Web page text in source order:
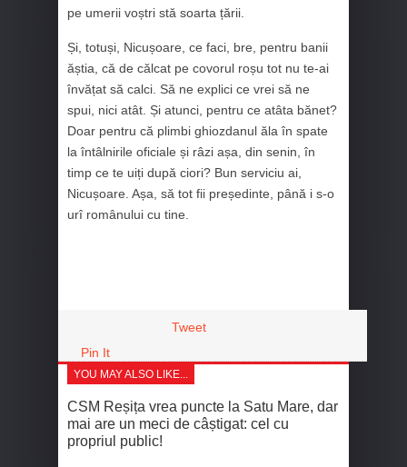
pe umerii voștri stă soarta țării.
Și, totuși, Nicușoare, ce faci, bre, pentru banii
ăștia, că de călcat pe covorul roșu tot nu te-ai
învățat să calci. Să ne explici ce vrei să ne
spui, nici atât. Și atunci, pentru ce atâta bănet?
Doar pentru că plimbi ghiozdanul ăla în spate
la întâlnirile oficiale și râzi așa, din senin, în
timp ce te uiți după ciori? Bun serviciu ai,
Nicușoare. Așa, să tot fii președinte, până i s-o
urî românului cu tine.
Tweet
Pin It
YOU MAY ALSO LIKE...
CSM Reșița vrea puncte la Satu Mare, dar
mai are un meci de câștigat: cel cu
propriul public!